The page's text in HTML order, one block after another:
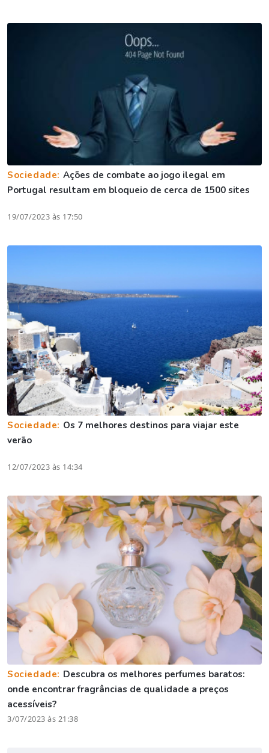
Sociedade: Ações de combate ao jogo ilegal em
Portugal resultam em bloqueio de cerca de 1500 sites
19/07/2023 às 17:50
Sociedade: Os 7 melhores destinos para viajar este
verão
12/07/2023 às 14:34
Sociedade: Descubra os melhores perfumes baratos:
onde encontrar fragrâncias de qualidade a preços
acessíveis?
3/07/2023 às 21:38